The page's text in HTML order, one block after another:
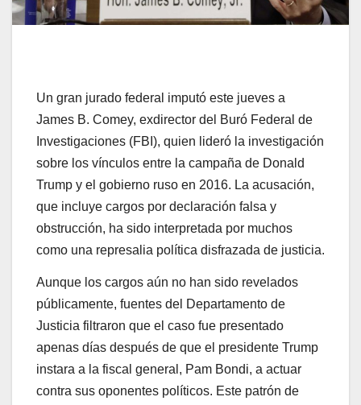
Un gran jurado federal imputó este jueves a
James B. Comey, exdirector del Buró Federal de
Investigaciones (FBI), quien lideró la investigación
sobre los vínculos entre la campaña de Donald
Trump y el gobierno ruso en 2016. La acusación,
que incluye cargos por declaración falsa y
obstrucción, ha sido interpretada por muchos
como una represalia política disfrazada de justicia.
Aunque los cargos aún no han sido revelados
públicamente, fuentes del Departamento de
Justicia filtraron que el caso fue presentado
apenas días después de que el presidente Trump
instara a la fiscal general, Pam Bondi, a actuar
contra sus oponentes políticos. Este patrón de